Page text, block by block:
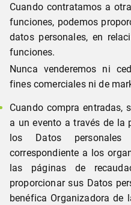
Cuando contratamos a
funciones, podemos
datos personales, en
funciones.
Nunca venderemos ni
fines comerciales ni de
Cuando compra entradas,
a un evento a través de la
los Datos
correspondiente a los
las páginas de
proporcionar sus Datos
benéfica Organizadora de